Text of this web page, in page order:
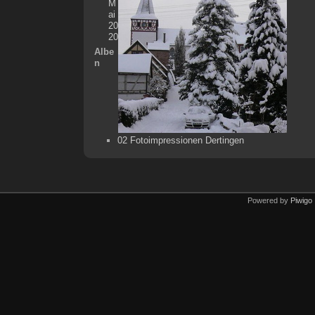
M
ai
20
20
Albe
n
02 Fotoimpressionen Dertingen
Powered by Piwigo